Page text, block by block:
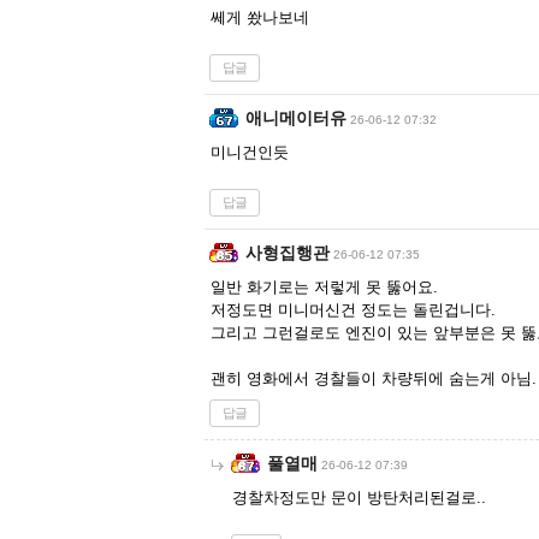
쎄게 쐈나보네
답글
애니메이터유 26-06-12 07:32
미니건인듯
답글
사형집행관 26-06-12 07:35
일반 화기로는 저렇게 못 뚫어요.
저정도면 미니머신건 정도는 돌린겁니다.
그리고 그런걸로도 엔진이 있는 앞부분은 못
괜히 영화에서 경찰들이 차량뒤에 숨는게 아님.
답글
풀열매 26-06-12 07:39
경찰차정도만 문이 방탄처리된걸로..